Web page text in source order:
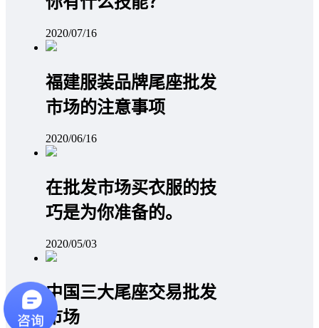
2020/07/16
福建服装品牌尾座批发
市场的注意事项
2020/06/16
在批发市场买衣服的技
巧是为你准备的。
2020/05/03
中国三大尾座交易批发
市场